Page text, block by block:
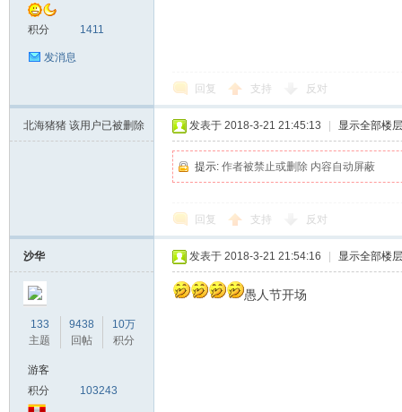
积分 1411
发消息
回复 支持 反对
北海猪猪 该用户已被删除 发表于 2018-3-21 21:45:13 显示全部楼层
提示: 作者被禁止或删除 内容自动屏蔽
回复 支持 反对
沙华
133
主题
9438
回帖
10万
积分
游客
积分
103243
发表于 2018-3-21 21:54:16 显示全部楼层
愚人节开场